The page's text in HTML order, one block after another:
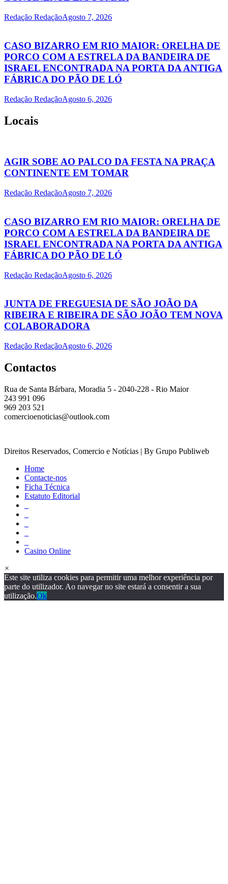
Redação RedaçãoAgosto 7, 2026
CASO BIZARRO EM RIO MAIOR: ORELHA DE
PORCO COM A ESTRELA DA BANDEIRA DE
ISRAEL ENCONTRADA NA PORTA DA ANTIGA
FÁBRICA DO PÃO DE LÓ
Redação RedaçãoAgosto 6, 2026
Locais
AGIR SOBE AO PALCO DA FESTA NA PRAÇA
CONTINENTE EM TOMAR
Redação RedaçãoAgosto 7, 2026
CASO BIZARRO EM RIO MAIOR: ORELHA DE
PORCO COM A ESTRELA DA BANDEIRA DE
ISRAEL ENCONTRADA NA PORTA DA ANTIGA
FÁBRICA DO PÃO DE LÓ
Redação RedaçãoAgosto 6, 2026
JUNTA DE FREGUESIA DE SÃO JOÃO DA
RIBEIRA E RIBEIRA DE SÃO JOÃO TEM NOVA
COLABORADORA
Redação RedaçãoAgosto 6, 2026
Contactos
Rua de Santa Bárbara, Moradia 5 - 2040-228 - Rio Maior
243 991 096
969 203 521
comercioenoticias@outlook.com
Direitos Reservados, Comercio e Notícias | By Grupo Publiweb
Home
Contacte-nos
Ficha Técnica
Estatuto Editorial
Casino Online
×
Este site utiliza cookies para permitir uma melhor experiência por
parte do utilizador. Ao navegar no site estará a consentir a sua
utilização.Ok